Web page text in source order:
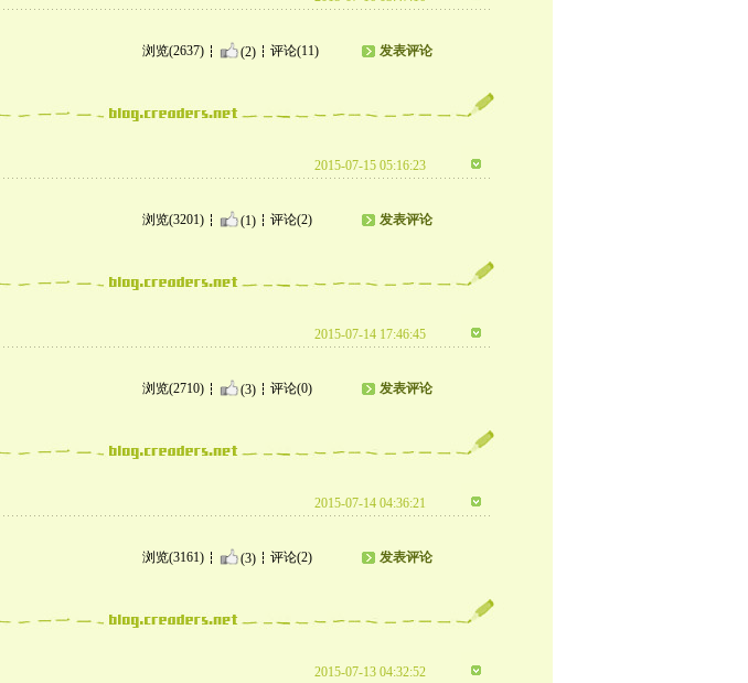
浏览(2637) (2) 评论(11) 发表评论
2015-07-15 05:16:23
浏览(3201) (1) 评论(2) 发表评论
2015-07-14 17:46:45
浏览(2710) (3) 评论(0) 发表评论
2015-07-14 04:36:21
浏览(3161) (3) 评论(2) 发表评论
2015-07-13 04:32:52